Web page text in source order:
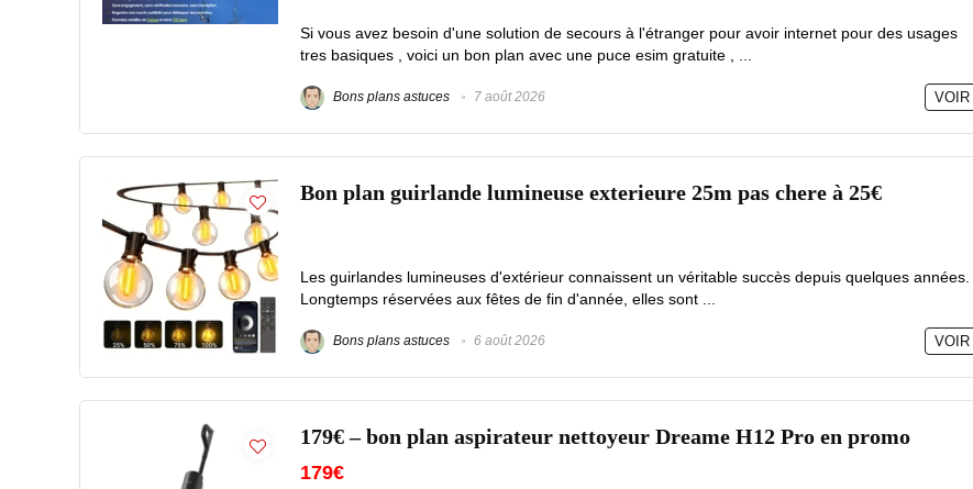
Si vous avez besoin d'une solution de secours à l'étranger pour avoir internet pour des usages
tres basiques , voici un bon plan avec une puce esim gratuite , ...
Bons plans astuces 7 août 2026 VOIR
Bon plan guirlande lumineuse exterieure 25m pas chere à 25€
Les guirlandes lumineuses d'extérieur connaissent un véritable succès depuis quelques années.
Longtemps réservées aux fêtes de fin d'année, elles sont ...
Bons plans astuces 6 août 2026 VOIR
179€ – bon plan aspirateur nettoyeur Dreame H12 Pro en promo
179€